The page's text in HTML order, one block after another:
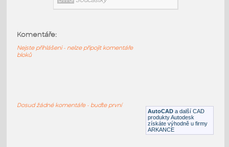
DWG Součástky
AutoCAD a další CAD
produkty Autodesk
získáte výhodně u firmy
ARKANCE
Komentáře:
Nejste přihlášeni - nelze připojit komentáře
bloků
Dosud žádné komentáře - buďte první